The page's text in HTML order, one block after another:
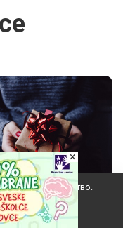
о даривању
(кад му време
ваше искуство.
×